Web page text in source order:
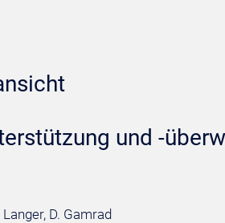
und -
D. Gamrad